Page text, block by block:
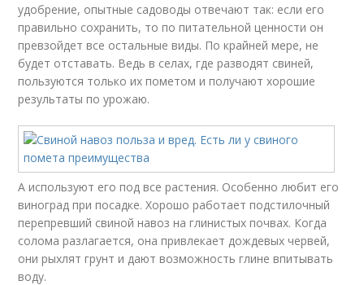
удобрение, опытные садоводы отвечают так: если его
правильно сохранить, то по питательной ценности он
превзойдет все остальные виды. По крайней мере, не
будет отставать. Ведь в селах, где разводят свиней,
пользуются только их пометом и получают хорошие
результаты по урожаю.
А используют его под все растения. Особенно любит его
виноград при посадке. Хорошо работает подстилочный
перепревший свиной навоз на глинистых почвах. Когда
солома разлагается, она привлекает дождевых червей,
они рыхлят грунт и дают возможность глине впитывать
воду.